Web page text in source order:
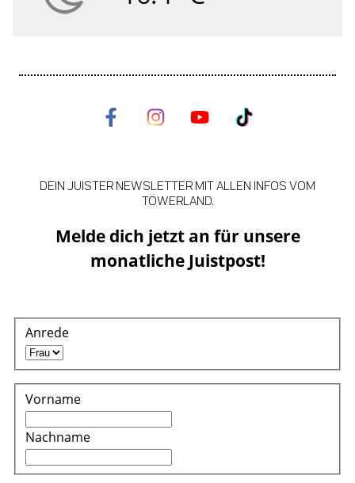
Melde dich jetzt an für unsere
monatliche Juistpost!
DEIN JUISTER NEWSLETTER MIT ALLEN INFOS VOM
TÖWERLAND.
Anrede
Vorname
Nachname